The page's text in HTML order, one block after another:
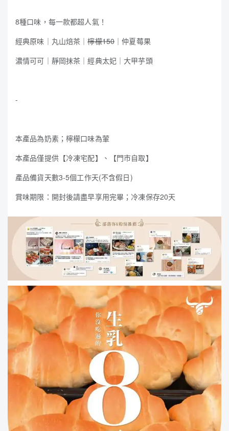
8種口味，每一款都超人氣！
經典原味｜丸山焙茶｜檸檬150 ｜仲夏莓果
濃情可可｜靜岡抹茶｜經典太妃｜大甲芋頭
-
本產品為奶素；檸檬口味為葷
本產品僅提供【冷凍宅配】、【門市自取】
產品備貨天數3-5個工作天(不含假日)
賞味期限：開封後請盡早享用完畢；冷凍保存20天